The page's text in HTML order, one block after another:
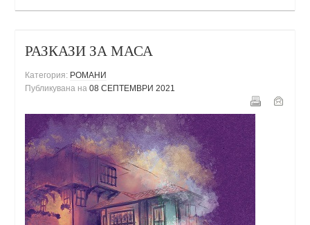
РАЗКАЗИ ЗА МАСА
Категория: РОМАНИ
Публикувана на 08 СЕПТЕМВРИ 2021